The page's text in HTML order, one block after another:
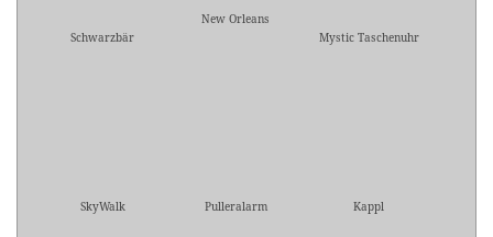
Schwarzbär
New Orleans
Mystic Taschenuhr
SkyWalk Pulleralarm Kappl